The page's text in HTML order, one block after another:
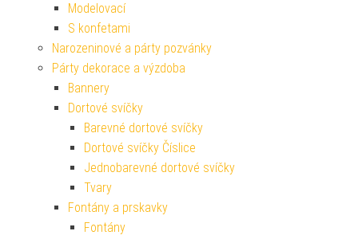
Modelovací
S konfetami
Narozeninové a párty pozvánky
Párty dekorace a výzdoba
Bannery
Dortové svíčky
Barevné dortové svíčky
Dortové svíčky Číslice
Jednobarevné dortové svíčky
Tvary
Fontány a prskavky
Fontány